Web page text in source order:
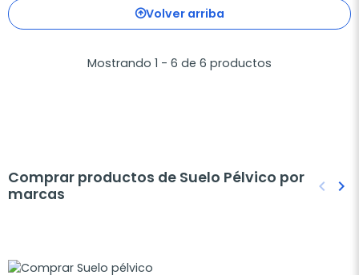
Volver arriba
Mostrando 1 - 6 de 6 productos
Comprar productos de Suelo Pélvico por
marcas
keyboard_arrow_left keyboard_arrow_right